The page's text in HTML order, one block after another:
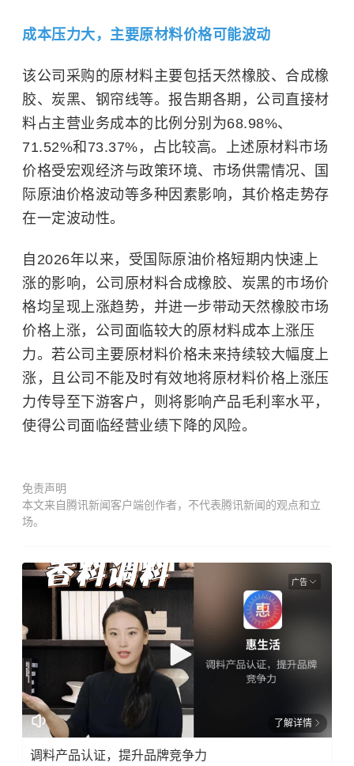
成本压力大，主要原材料价格可能波动
该公司采购的原材料主要包括天然橡胶、合成橡
胶、炭黑、钢帘线等。报告期各期，公司直接材
料占主营业务成本的比例分别为68.98%、
71.52%和73.37%，占比较高。上述原材料市场
价格受宏观经济与政策环境、市场供需情况、国
际原油价格波动等多种因素影响，其价格走势存
在一定波动性。
自2026年以来，受国际原油价格短期内快速上
涨的影响，公司原材料合成橡胶、炭黑的市场价
格均呈现上涨趋势，并进一步带动天然橡胶市场
价格上涨，公司面临较大的原材料成本上涨压
力。若公司主要原材料价格未来持续较大幅度上
涨，且公司不能及时有效地将原材料价格上涨压
力传导至下游客户，则将影响产品毛利率水平，
使得公司面临经营业绩下降的风险。
免责声明
本文来自腾讯新闻客户端创作者，不代表腾讯新闻的观点和立
场。
广告
了解详情
调料产品认证，提升品牌竞争力